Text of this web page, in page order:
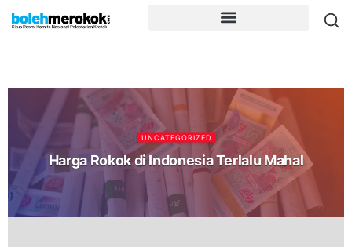
UNCATEGORIZED
Harga Rokok di Indonesia Terlalu Mahal